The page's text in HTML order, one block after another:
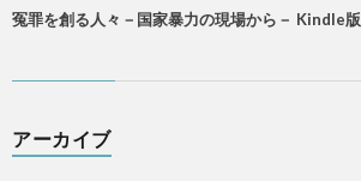
冤罪を創る人々－国家暴力の現場から－ Kindle版
アーカイブ